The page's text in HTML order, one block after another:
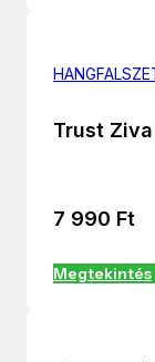
Trust
7 990 Ft
Megtekintés